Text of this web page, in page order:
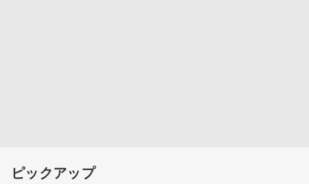
ピックアップ